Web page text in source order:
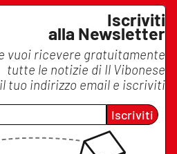
Iscriviti
alla Newsletter
vuoi ricevere gratuitamente
tutte le notizie di Il Vibonese
tuo indirizzo email e iscriviti
Iscriviti